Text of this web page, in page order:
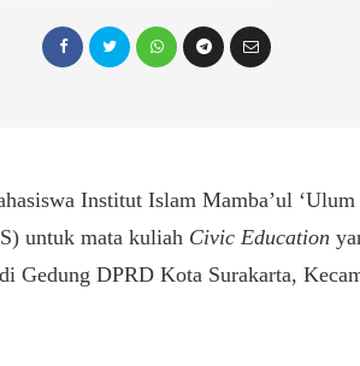
Institut Islam Mamba’ul
untuk mata kuliah Civic Education
Gedung DPRD Kota Surakarta,